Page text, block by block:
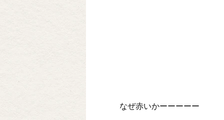
なぜ赤いかーーーーー